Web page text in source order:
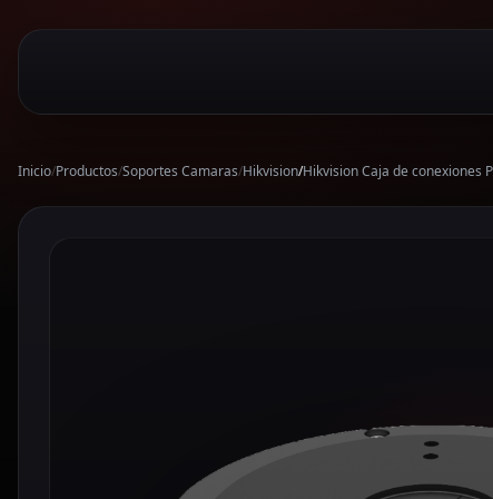
Inicio/Productos/Soportes Camaras/Hikvision/Hikvision Caja de conexiones